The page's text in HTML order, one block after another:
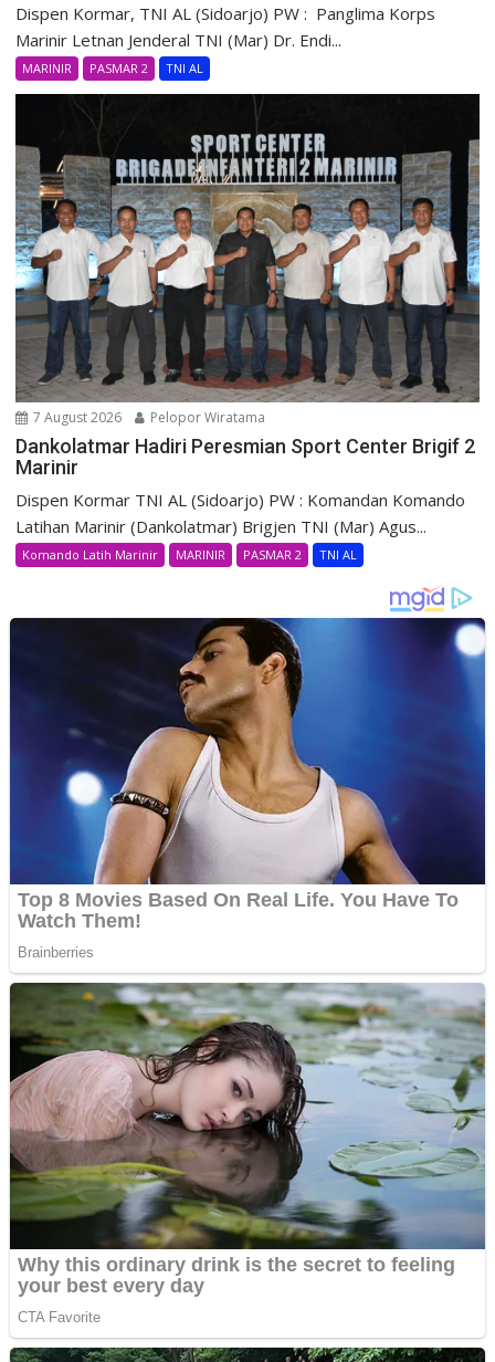
Dispen Kormar, TNI AL (Sidoarjo) PW : Panglima Korps
Marinir Letnan Jenderal TNI (Mar) Dr. Endi...
MARINIR PASMAR 2 TNI AL
7 August 2026 Pelopor Wiratama
Dankolatmar Hadiri Peresmian Sport Center Brigif 2
Marinir
Dispen Kormar TNI AL (Sidoarjo) PW : Komandan Komando
Latihan Marinir (Dankolatmar) Brigjen TNI (Mar) Agus...
Komando Latih Marinir MARINIR PASMAR 2 TNI AL